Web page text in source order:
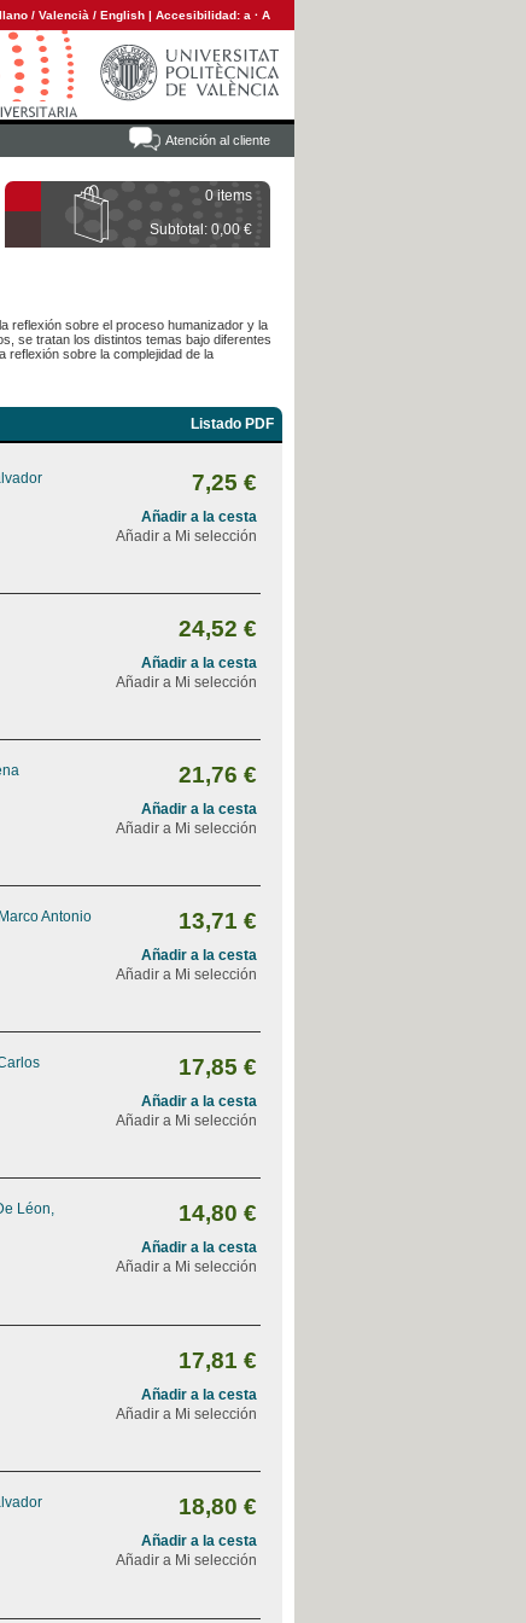
/ Valencià / English | Accesibilidad: a · A
Atención al cliente
0 items
Subtotal: 0,00 €
reflexión sobre el proceso humanizador y la
se tratan los distintos temas bajo diferentes
sobre la complejidad de la
Listado PDF
7,25 €
Añadir a la cesta
Añadir a Mi selección
24,52 €
Añadir a la cesta
Añadir a Mi selección
21,76 €
Añadir a la cesta
Añadir a Mi selección
Antonio 13,71 €
Añadir a la cesta
Añadir a Mi selección
17,85 €
Añadir a la cesta
Añadir a Mi selección
Léon,
14,80 €
Añadir a la cesta
Añadir a Mi selección
17,81 €
Añadir a la cesta
Añadir a Mi selección
18,80 €
Añadir a la cesta
Añadir a Mi selección